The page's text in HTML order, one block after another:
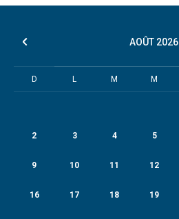
AOÛT 2026
D L M M
2 3 4 5
9 10 11 12
16 17 18 19